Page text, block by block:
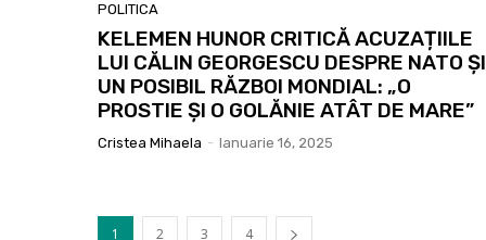
POLITICA
KELEMEN HUNOR CRITICĂ ACUZAȚIILE
LUI CĂLIN GEORGESCU DESPRE NATO ȘI
UN POSIBIL RĂZBOI MONDIAL: „O
PROSTIE ȘI O GOLĂNIE ATÂT DE MARE”
Cristea Mihaela - Ianuarie 16, 2025
1 2 3 4